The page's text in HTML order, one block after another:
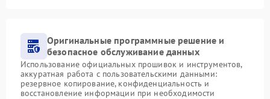
Оригинальные программные решение и
безопасное обслуживание данных
Использование официальных прошивок и инструментов,
аккуратная работа с пользовательскими данными:
резервное копирование, конфиденциальность и
восстановление информации при необходимости